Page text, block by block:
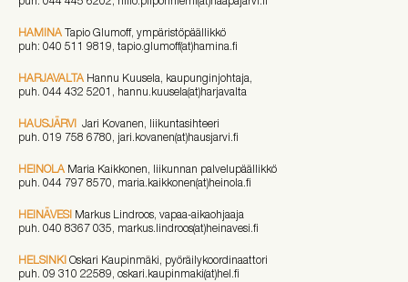
HAMINA Tapio Glumoff, ympäristöpäällikkö
puh: 040 511 9819, tapio.glumoff(at)hamina.fi
HARJAVALTA Hannu Kuusela, kaupunginjohtaja,
puh. 044 432 5201, hannu.kuusela(at)harjavalta
HAUSJÄRVI Jari Kovanen, liikuntasihteeri
puh. 019 758 6780, jari.kovanen(at)hausjarvi.fi
HEINOLA Maria Kaikkonen, liikunnan palvelupäällikkö
puh. 044 797 8570, maria.kaikkonen(at)heinola.fi
HEINÄVESI Markus Lindroos, vapaa-aikaohjaaja
puh. 040 8367 035, markus.lindroos(at)heinavesi.fi
HELSINKI Oskari Kaupinmäki, pyöräilykoordinaattori
puh. 09 310 22589, oskari.kaupinmaki(at)hel.fi